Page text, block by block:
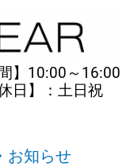
】10:00～16:00
日】：土日祝
お知らせ